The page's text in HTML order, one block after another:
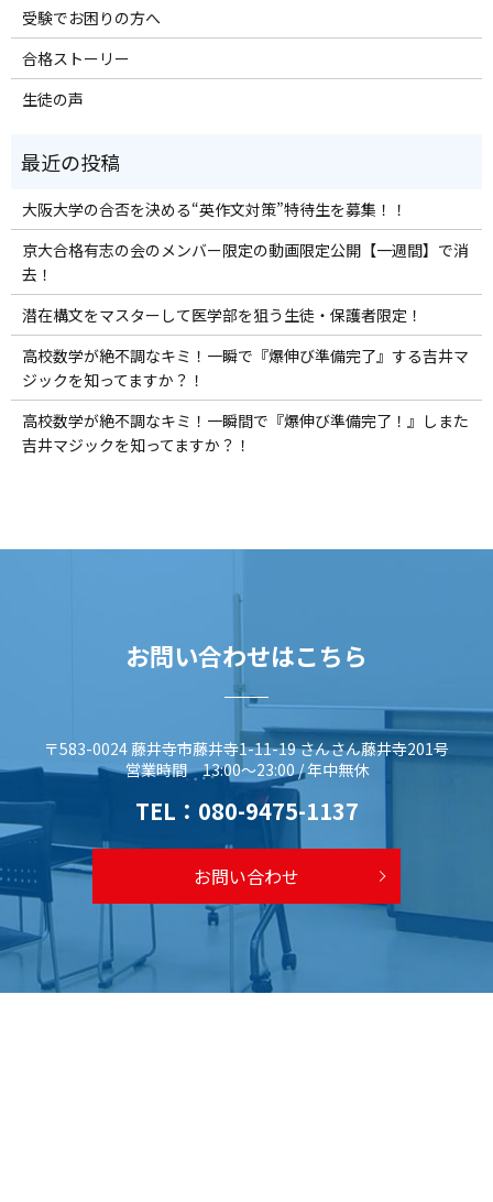
受験でお困りの方へ
合格ストーリー
生徒の声
大阪大学の合否を決める“英作文対策”特待生を募集！！
京大合格有志の会のメンバー限定の動画限定公開【一週間】で消
去！
潜在構文をマスターして医学部を狙う生徒・保護者限定！
高校数学が絶不調なキミ！一瞬で『爆伸び準備完了』する吉井マ
ジックを知ってますか？！
高校数学が絶不調なキミ！一瞬間で『爆伸び準備完了！』しまた
吉井マジックを知ってますか？！
お問い合わせはこちら
〒583-0024 藤井寺市藤井寺1-11-19 さんさん藤井寺201号
営業時間 13:00～23:00 / 年中無休
TEL： 080-9475-1137
お問い合わせ